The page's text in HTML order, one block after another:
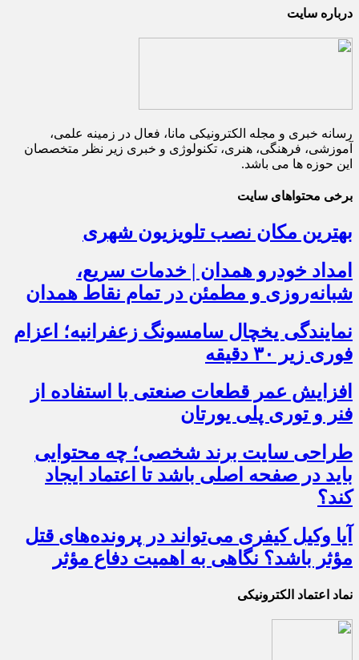
درباره سایت
رسانه خبری و مجله الکترونیکی مانا، فعال در زمینه علمی،
آموزشی، فرهنگی، هنری، تکنولوژی و خبری زیر نظر متخصصان
این حوزه ها می باشد.
برخی محتواهای سایت
بهترین مکان نصب تلویزیون شهری
امداد خودرو همدان | خدمات سریع،
شبانه‌روزی و مطمئن در تمام نقاط همدان
نمایندگی یخچال سامسونگ زعفرانیه؛ اعزام
فوری زیر ۳۰ دقیقه
افزایش عمر قطعات صنعتی با استفاده از
فنر و توری پلی یورتان
طراحی سایت برند شخصی؛ چه محتوایی
باید در صفحه اصلی باشد تا اعتماد ایجاد
کند؟
آیا وکیل کیفری می‌تواند در پرونده‌های قتل
مؤثر باشد؟ نگاهی به اهمیت دفاع مؤثر
نماد اعتماد الکترونیکی